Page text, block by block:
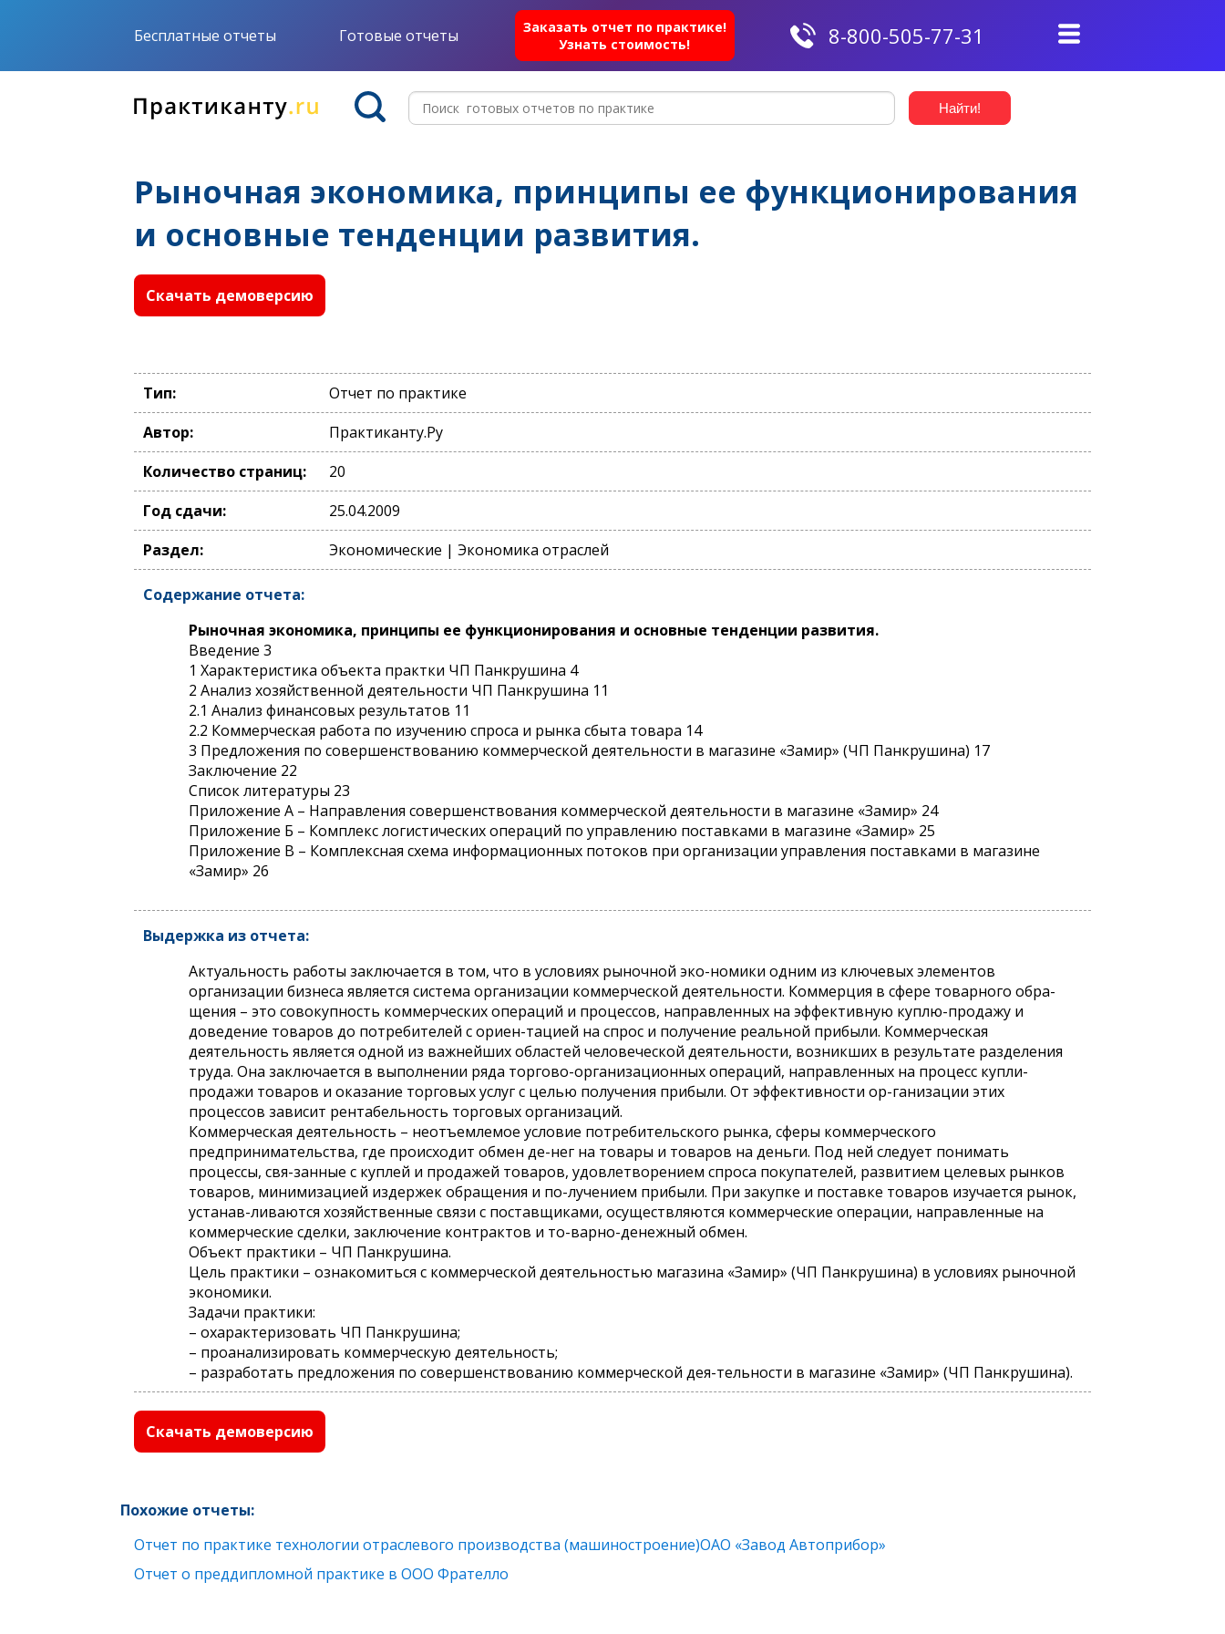
Бесплатные отчеты Готовые отчеты
Заказать отчет по практике!
Узнать стоимость!
8-800-505-77-31
Рыночная экономика, принципы ее функционирования
и основные тенденции развития.
Скачать демоверсию
Тип:
Отчет по практике
Автор:
Практиканту.Ру
Количество страниц:
20
Год сдачи:
25.04.2009
Раздел:
Экономические | Экономика отраслей
Содержание отчета:
Рыночная экономика, принципы ее функционирования и основные тенденции развития.
Введение 3
1 Характеристика объекта практки ЧП Панкрушина 4
2 Анализ хозяйственной деятельности ЧП Панкрушина 11
2.1 Анализ финансовых результатов 11
2.2 Коммерческая работа по изучению спроса и рынка сбыта товара 14
3 Предложения по совершенствованию коммерческой деятельности в магазине «Замир» (ЧП Панкрушина) 17
Заключение 22
Список литературы 23
Приложение А – Направления совершенствования коммерческой деятельности в магазине «Замир» 24
Приложение Б – Комплекс логистических операций по управлению поставками в магазине «Замир» 25
Приложение В – Комплексная схема информационных потоков при организации управления поставками в магазине
«Замир» 26
Выдержка из отчета:
Актуальность работы заключается в том, что в условиях рыночной эко-номики одним из ключевых элементов
организации бизнеса является система организации коммерческой деятельности. Коммерция в сфере товарного обра-
щения – это совокупность коммерческих операций и процессов, направленных на эффективную куплю-продажу и
доведение товаров до потребителей с ориен-тацией на спрос и получение реальной прибыли. Коммерческая
деятельность является одной из важнейших областей человеческой деятельности, возникших в результате разделения
труда. Она заключается в выполнении ряда торгово-организационных операций, направленных на процесс купли-
продажи товаров и оказание торговых услуг с целью получения прибыли. От эффективности ор-ганизации этих
процессов зависит рентабельность торговых организаций.
Коммерческая деятельность – неотъемлемое условие потребительского рынка, сферы коммерческого
предпринимательства, где происходит обмен де-нег на товары и товаров на деньги. Под ней следует понимать
процессы, свя-занные с куплей и продажей товаров, удовлетворением спроса покупателей, развитием целевых рынков
товаров, минимизацией издержек обращения и по-лучением прибыли. При закупке и поставке товаров изучается рынок,
устанав-ливаются хозяйственные связи с поставщиками, осуществляются коммерческие операции, направленные на
коммерческие сделки, заключение контрактов и то-варно-денежный обмен.
Объект практики – ЧП Панкрушина.
Цель практики – ознакомиться с коммерческой деятельностью магазина «Замир» (ЧП Панкрушина) в условиях рыночной
экономики.
Задачи практики:
– охарактеризовать ЧП Панкрушина;
– проанализировать коммерческую деятельность;
– разработать предложения по совершенствованию коммерческой дея-тельности в магазине «Замир» (ЧП Панкрушина).
Скачать демоверсию
Похожие отчеты:
Отчет по практике технологии отраслевого производства (машиностроение)ОАО «Завод Автоприбор»
Отчет о преддипломной практике в ООО Фрателло